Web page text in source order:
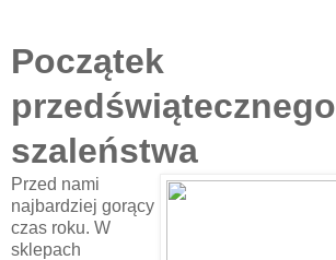
Początek
przedświątecznego
szaleństwa
Przed nami
najbardziej gorący
czas roku. W
sklepach